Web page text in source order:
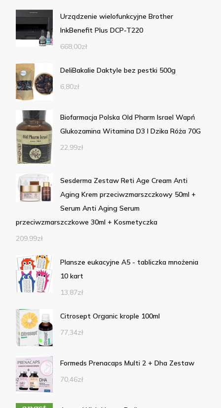
Urządzenie wielofunkcyjne Brother
InkBenefit Plus DCP-T220
668,00zł
DeliBakalie Daktyle bez pestki 500g
6,80zł
Biofarmacja Polska Old Pharm Israel Wapń
Glukozamina Witamina D3 I Dzika Róża 70G
22,99zł
Sesderma Zestaw Reti Age Cream Anti
Aging Krem przeciwzmarszczkowy 50ml +
Serum Anti Aging Serum
przeciwzmarszczkowe 30ml + Kosmetyczka
209,99zł
Plansze eukacyjne A5 - tabliczka mnożenia
10 kart
13,87zł
Citrosept Organic krople 100ml
77,34zł
Formeds Prenacaps Multi 2 + Dha Zestaw
70,46zł